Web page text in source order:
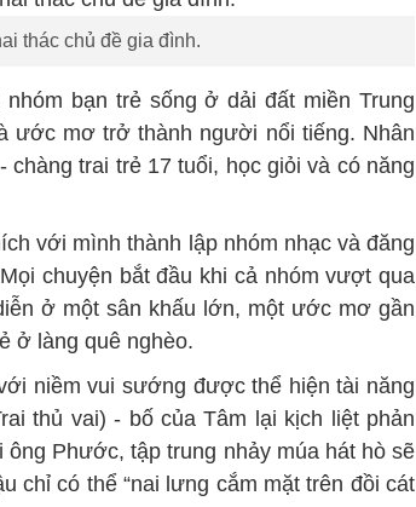
thác chủ đề gia đình.
nhóm bạn trẻ sống ở dải đất miền Trung
ước mơ trở thành người nổi tiếng. Nhân
trai trẻ 17 tuổi, học giỏi và có năng
với mình thành lập nhóm nhạc và đăng
chuyện bắt đầu khi cả nhóm vượt qua
ở một sân khấu lớn, một ước mơ gần
ở làng quê nghèo.
niềm vui sướng được thể hiện tài năng
thủ vai) - bố của Tâm lại kịch liệt phản
Phước, tập trung nhảy múa hát hò sẽ
chỉ có thể “nai lưng cắm mặt trên đồi cát